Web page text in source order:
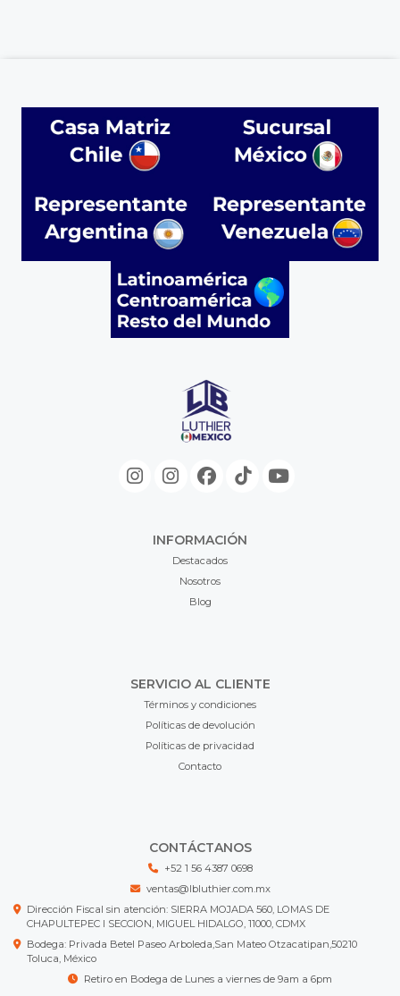
INFORMACIÓN
Destacados
Nosotros
Blog
SERVICIO AL CLIENTE
Términos y condiciones
Políticas de devolución
Políticas de privacidad
Contacto
CONTÁCTANOS
+52 1 56 4387 0698
ventas@lbluthier.com.mx
Dirección Fiscal sin atención: SIERRA MOJADA 560, LOMAS DE
CHAPULTEPEC I SECCION, MIGUEL HIDALGO, 11000, CDMX
Bodega: Privada Betel Paseo Arboleda,San Mateo Otzacatipan,50210
Toluca, México
Retiro en Bodega de Lunes a viernes de 9am a 6pm